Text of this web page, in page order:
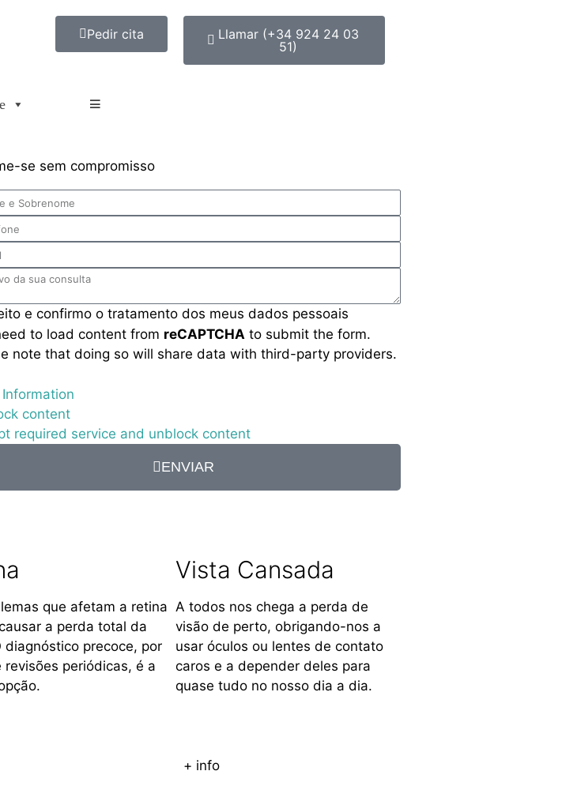
Pedir cita
Llamar (+34 924 24 03
51)
se sem compromisso
e confirmo o tratamento dos meus dados pessoais
to load content from reCAPTCHA to submit the form.
note that doing so will share data with third-party providers.
content
required service and unblock content
ENVIAR
que afetam a retina
a perda total da
diagnóstico precoce, por
revisões periódicas, é a
Vista Cansada​
A todos nos chega a perda de
visão de perto, obrigando-nos a
usar óculos ou lentes de contato
caros e a depender deles para
quase tudo no nosso dia a dia.
+ info